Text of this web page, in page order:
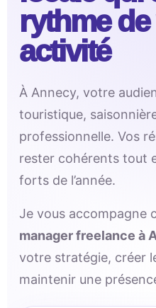
rythme
activité
À Annecy, votre
touristique,
professionnelle. Vos
rester cohérents tout
forts de l’année.
Je vous accompagne
manager freelance à
votre stratégie, créer
maintenir une